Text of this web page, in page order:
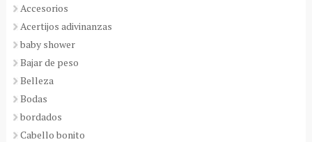
Accesorios
Acertijos adivinanzas
baby shower
Bajar de peso
Belleza
Bodas
bordados
Cabello bonito